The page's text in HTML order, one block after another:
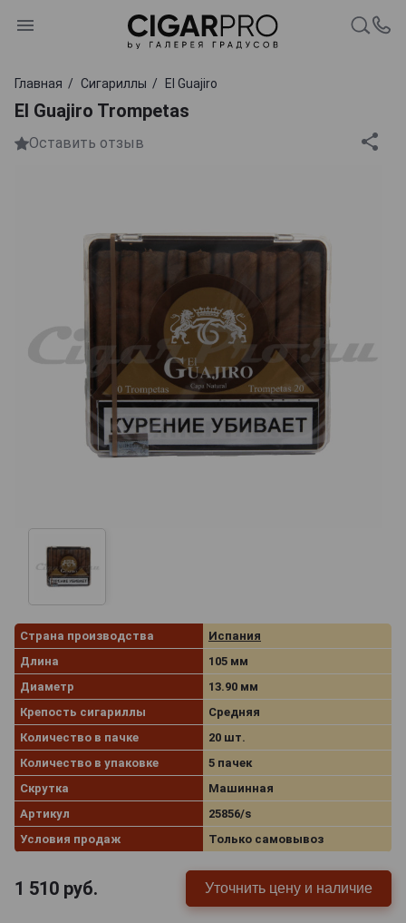
Главная Сигариллы El Guajiro
El Guajiro Trompetas
Оставить отзыв
Страна производства
Испания
Длина
105 мм
Диаметр
13.90 мм
Крепость сигариллы
Средняя
Количество в пачке
20 шт.
Количество в упаковке
5 пачек
Скрутка
Машинная
Артикул
25856/s
Условия продаж
Только самовывоз
1 510 руб. Уточнить цену и наличие